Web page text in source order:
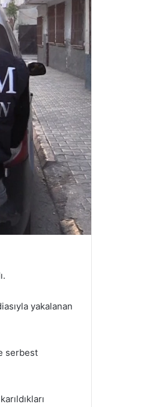
yakalanan
serbest